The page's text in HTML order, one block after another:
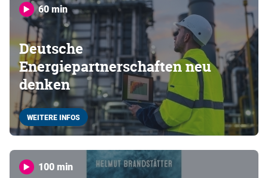
60 min
Deutsche
Energiepartnerschaften neu
denken
WEITERE INFOS
100 min